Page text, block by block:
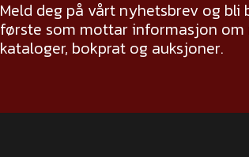
Meld deg på vårt nyhetsbrev og bli
første som mottar informasjon om
kataloger, bokprat og auksjoner.